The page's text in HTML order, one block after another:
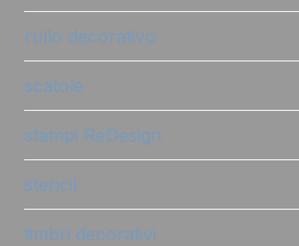
rullo decorativo
scatole
stampi ReDesign
stencil
timbri decorativi